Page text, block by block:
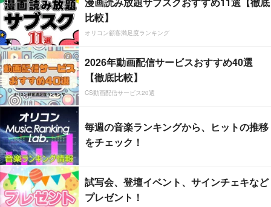
比較】
オリコン顧客満足度ランキング
2026年動画配信サービスおすすめ40選
【徹底比較】
CS動画配信サービス20選
毎週の音楽ランキングから、ヒットの推移
をチェック！
試写会、登壇イベント、サインチェキなど
プレゼント！